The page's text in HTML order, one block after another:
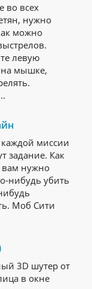
во всех
нужно
можно
левую
мышке,
миссии
задание. Как
вам нужно
нибудь убить
Моб Сити
3D шутер от
в окне